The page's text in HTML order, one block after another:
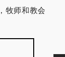
牧师和教会